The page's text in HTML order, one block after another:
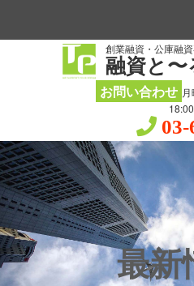
創業融資・公庫融
融資と
お問い合わせ
18:00
03-
最新